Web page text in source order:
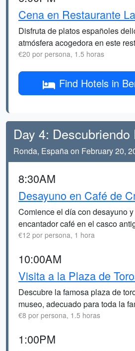
Cena en Restaurante
Disfruta de platos españoles
atmósfera acogedora en este
€20 por persona, 1.5 horas
Find Hotels in
Day 4: Descubriendo
Ronda, España on February 20,
8:30AM
Desayuno en Café de
Comience el día con desayuno
encantador café en el casco
€12 por persona, 1 hora
10:00AM
Visita a la Plaza de
Descubre la famosa plaza de
museo, adecuado para toda la
€8 por persona, 1.5 horas
1:00PM